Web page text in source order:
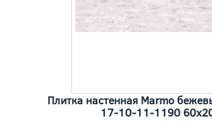
Плитка настенная Marmo
17-10-11-1190